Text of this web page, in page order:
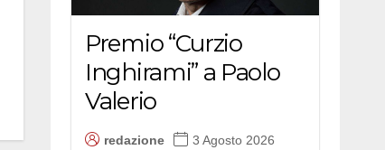
Premio “Curzio
Inghirami” a Paolo
Valerio
redazione 3 Agosto 2026